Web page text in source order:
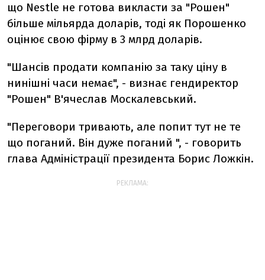
що Nestle не готова викласти за "Рошен"
більше мільярда доларів, тоді як Порошенко
оцінює свою фірму в 3 млрд доларів.
"Шансів продати компанію за таку ціну в
нинішні часи немає", - визнає гендиректор
"Рошен" В'ячеслав Москалевський.
"Переговори тривають, але попит тут не те
що поганий. Він дуже поганий ", - говорить
глава Адміністрації президента Борис Ложкін.
РЕКЛАМА: